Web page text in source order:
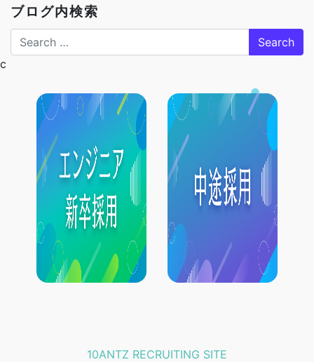
ブログ内検索
Search
c
10ANTZ RECRUITING SITE